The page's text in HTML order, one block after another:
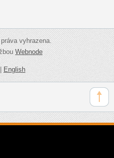
vyhrazena.
Webnode
English